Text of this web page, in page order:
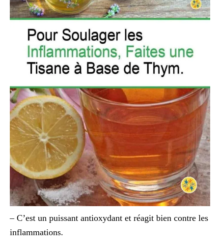
– C’est un puissant antioxydant et réagit bien contre les
inflammations.